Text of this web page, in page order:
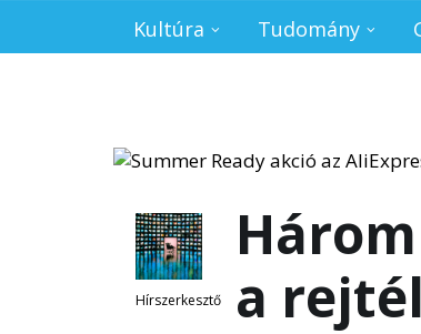
Kultúra Tudomány
Hírszerkesztő
a